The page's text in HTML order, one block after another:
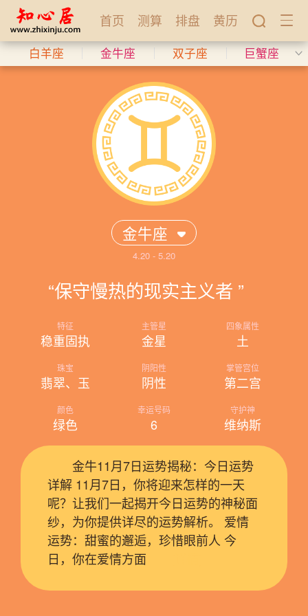
首页 测算 排盘 黄历
白羊座 金牛座 双子座 巨蟹座
金牛座
4.20 - 5.20
保守慢热的现实主义者
特征
稳重固执
主管星
金星
四象属性
土
珠宝
翡翠、玉
阴阳性
阴性
掌管宫位
第二宫
颜色
绿色
幸运号码
6
守护神
维纳斯
金牛11月7日运势揭秘：今日运势
详解 11月7日，你将迎来怎样的一天
呢？让我们一起揭开今日运势的神秘面
纱，为你提供详尽的运势解析。 爱情
运势：甜蜜的邂逅，珍惜眼前人 今
日，你在爱情方面